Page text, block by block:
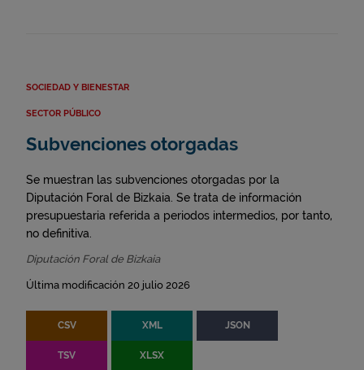
SOCIEDAD Y BIENESTAR
SECTOR PÚBLICO
Subvenciones otorgadas
Se muestran las subvenciones otorgadas por la
Diputación Foral de Bizkaia. Se trata de información
presupuestaria referida a periodos intermedios, por tanto,
no definitiva.
Diputación Foral de Bizkaia
Última modificación 20 julio 2026
CSV XML JSON
TSV XLSX